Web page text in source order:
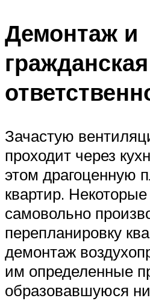
Демонтаж и
гражданская
Зачастую
проходит через
этом драгоценную
квартир.
самовольно
перепланировку
демонтаж
им определенные
образовавшуюся